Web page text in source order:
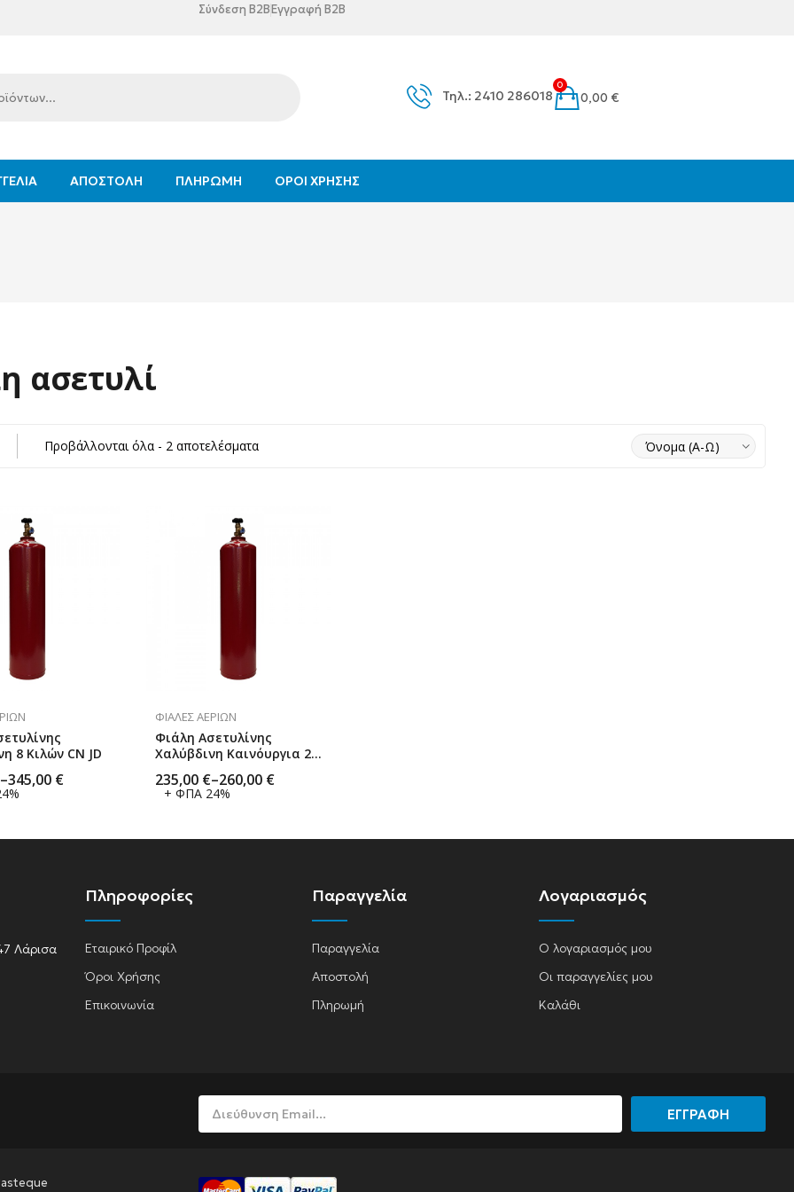
Σύνδεση B2BΕγγραφή B2B
Τηλ.: 2410 286018 0,00 €
0
ΑΠΟΣΤΟΛΉ ΠΛΗΡΩΜΉ ΌΡΟΙ ΧΡΉΣΗΣ
ασετυλί
Προβάλλονται όλα - 2 αποτελέσματα
8 Κιλών CN JD
–345,00 €
ΦΙΆΛΕΣ ΑΕΡΊΩΝ
Φιάλη Ασετυλίνης
Χαλύβδινη Καινόυργια 2
235,00 €–260,00 €
+ ΦΠΑ 24%
Αερίων
Λάρισα
Πληροφορίες
Εταιρικό Προφίλ
Όροι Χρήσης
Επικοινωνία
Παραγγελία
Παραγγελία
Αποστολή
Πληρωμή
Λογαριασμός
Ο λογαριασμός μου
Οι παραγγελίες μου
Καλάθι
ΕΓΓΡΑΦΗ